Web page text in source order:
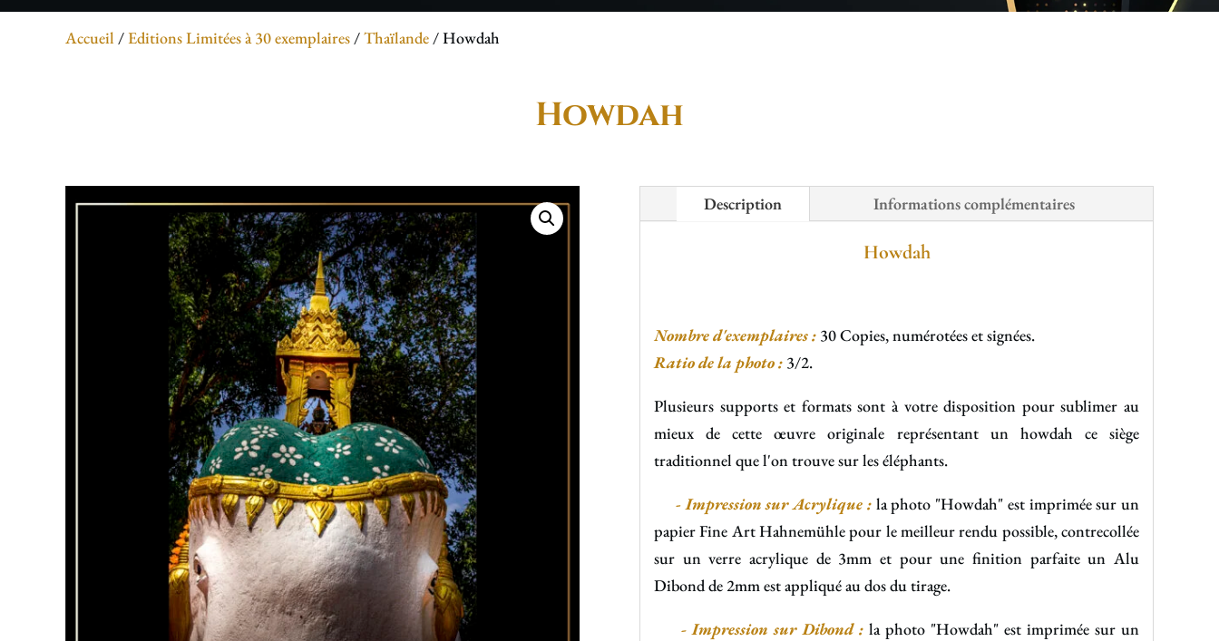
Accueil /Editions Limitées à 30 exemplaires/Thaïlande/ Howdah
Howdah
Description Informations complémentaires
Howdah
Nombre d'exemplaires : 30 Copies, numérotées et signées.
Ratio de la photo : 3/2.
Plusieurs supports et formats sont à votre disposition pour sublimer au
mieux de cette œuvre originale représentant un howdah ce siège
traditionnel que l'on trouve sur les éléphants.
-Impression sur Acrylique :la photo "Howdah" est imprimée sur un
papier Fine Art Hahnemühle pour le meilleur rendu possible, contrecollée
sur un verre acrylique de 3mm et pour une finition parfaite un Alu
Dibond de 2mm est appliqué au dos du tirage.
- Impression sur Dibond :la photo "Howdah" est imprimée sur un